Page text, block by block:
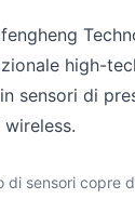
high-
sensori di
di sensori copre